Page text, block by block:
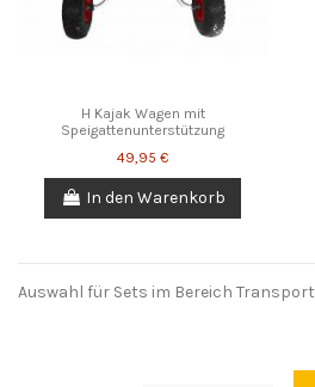
H Kajak Wagen mit
Speigattenunterstützung
49,95 €
In den Warenkorb
Auswahl für Sets im Bereich Transport